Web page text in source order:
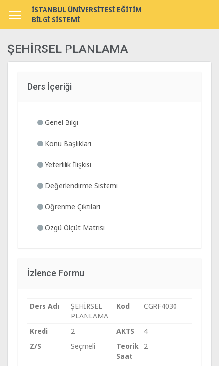
İSTANBUL ÜNİVERSİTESİ EĞİTİM
BİLGİ SİSTEMİ
ŞEHİRSEL PLANLAMA
Ders İçeriği
Genel Bilgi
Konu Başlıkları
Yeterlilik İlişkisi
Değerlendirme Sistemi
Öğrenme Çıktıları
Özgü Ölçüt Matrisi
İzlence Formu
Ders Adı
ŞEHİRSEL
PLANLAMA
Kod CGRF4030
Kredi 2 AKTS
4
Z/S
Seçmeli
Teorik
Saat
2